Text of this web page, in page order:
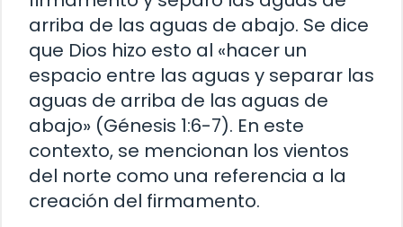
arriba de las aguas de abajo. Se dice
que Dios hizo esto al «hacer un
espacio entre las aguas y separar las
aguas de arriba de las aguas de
abajo» (Génesis 1:6-7). En este
contexto, se mencionan los vientos
del norte como una referencia a la
creación del firmamento.